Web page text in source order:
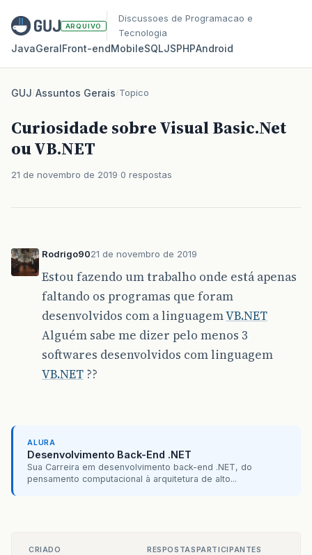
ARQUIVO
Discussoes de Programacao e
Tecnologia
JavaGeralFront‑endMobileSQLJSPHPAndroid
GUJ/Assuntos Gerais/Topico
Curiosidade sobre Visual Basic.Net
ou VB.NET
21 de novembro de 2019 0 respostas
Rodrigo9021 de novembro de 2019
Estou fazendo um trabalho onde está apenas
faltando os programas que foram
desenvolvidos com a linguagemVB.NET
Alguém sabe me dizer pelo menos 3
softwares desenvolvidos com linguagem
VB.NET ??
ALURA
Desenvolvimento Back-End .NET
Sua Carreira em desenvolvimento back-end .NET, do
pensamento computacional à arquitetura de alto...
CRIADO RESPOSTASPARTICIPANTES